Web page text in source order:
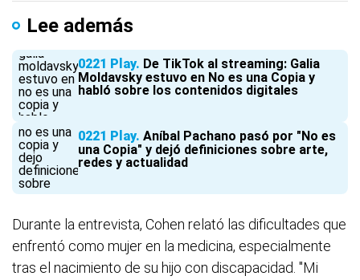
Lee además
0221 Play De TikTok al streaming: Galia
Moldavsky estuvo en No es una Copia y
habló sobre los contenidos digitales
0221 Play Aníbal Pachano pasó por "No es
una Copia" y dejó definiciones sobre arte,
redes y actualidad
Durante la entrevista, Cohen relató las dificultades que
enfrentó como mujer en la medicina, especialmente
tras el nacimiento de su hijo con discapacidad. "Mi